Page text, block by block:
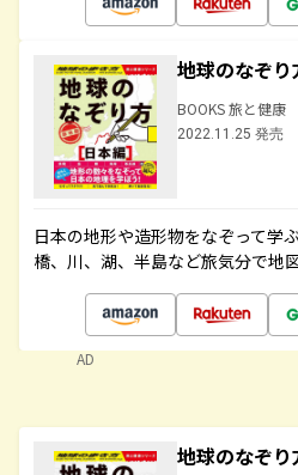
地球のなぞ
BOOKS 旅と健康
2022.11.25 発売
日本の地形や造形物をなぞって学
橋、川、湖、半島など旅気分で地
AD
地球のなぞ